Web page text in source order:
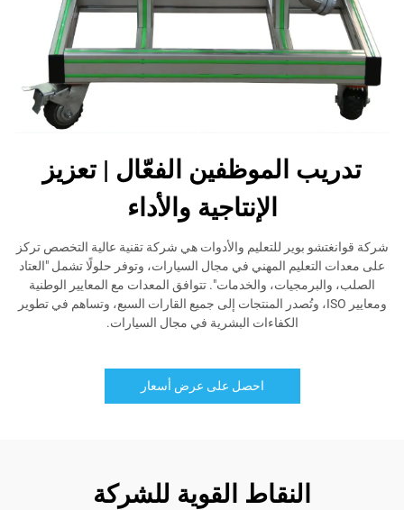
تدريب الموظفين الفعّال | تعزيز
الإنتاجية والأداء
شركة قوانغتشو بوير للتعليم والأدوات هي شركة تقنية عالية التخصص تركز
على معدات التعليم المهني في مجال السيارات، وتوفر حلولًا تشمل "العتاد
الصلب، والبرمجيات، والخدمات". تتوافق المعدات مع المعايير الوطنية
ومعايير ISO، وتُصدر المنتجات إلى جميع القارات السبع، وتساهم في تطوير
الكفاءات البشرية في مجال السيارات.
احصل على عرض أسعار
النقاط القوية للشركة